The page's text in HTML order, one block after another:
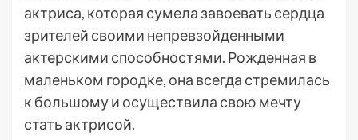
актриса, которая сумела завоевать сердца
зрителей своими непревзойденными
актерскими способностями. Рожденная в
маленьком городке, она всегда стремилась
к большому и осуществила свою мечту
стать актрисой.